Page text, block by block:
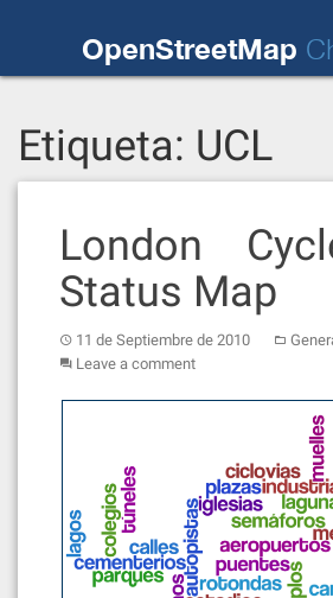
OpenStreetMap
Etiqueta: UCL
London
Status Map
11 de Septiembre de 2010
Leave a comment